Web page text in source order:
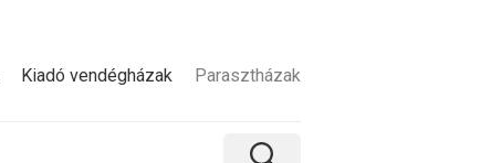
Kiadó vendégházak Parasztházak